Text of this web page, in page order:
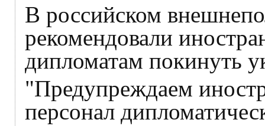
В российском
рекомендовали
дипломатам покинуть
"Предупреждаем
персонал